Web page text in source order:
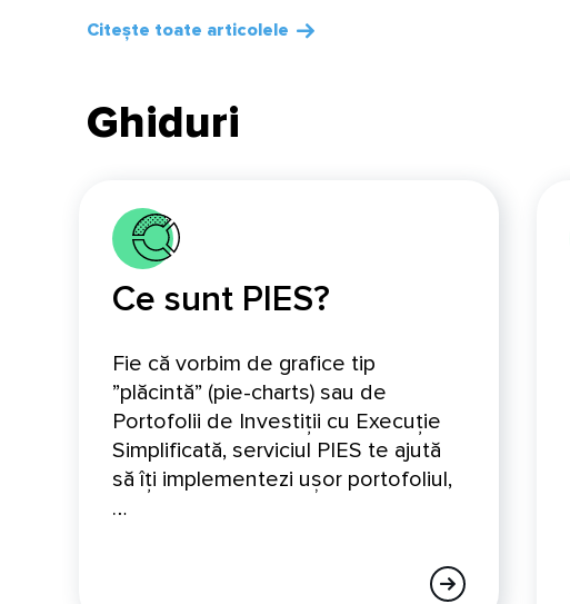
Citește toate articolele
Ghiduri
Ce sunt PIES?
Fie că vorbim de grafice tip
”plăcintă” (pie-charts) sau de
Portofolii de Investiții cu Execuție
Simplificată, serviciul PIES te ajută
să îți implementezi ușor portofoliul,
…